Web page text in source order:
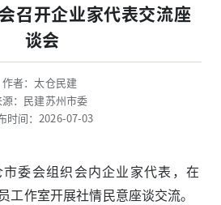
召开企业家代表交流座
谈会
作者：太仓民建
：民建苏州市委
时间：2026-07-03
委会组织会内企业家代表，在
作室开展社情民意座谈交流。